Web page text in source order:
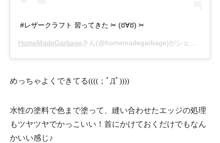
#レザークラフト 習ってきた ✂ (ಠ∀ಠ) ✂
HomeMadeGarbageさん(@homemadegarbage)がシェアした投稿 –
めっちゃよくできてる((((；ﾟДﾟ))))
水性の塗料で色まで塗って、縫い合わせたエッジの処理
もツヤツヤでかっこいい！首にかけておくだけでもなん
かいい感じ♪